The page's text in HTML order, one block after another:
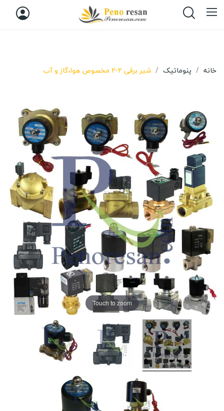
خانه پنوماتیک شیر برقی 2-2 مخصوص هوا،گاز و آب
Touch to zoom